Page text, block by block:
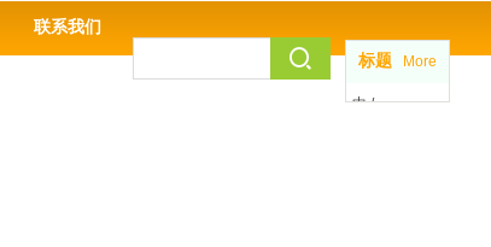
标题 More
中 /
联系我们